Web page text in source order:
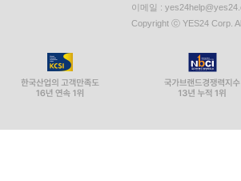
이메일 :
Copyright ⓒ YES24 Corp.